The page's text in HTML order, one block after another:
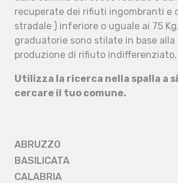
recuperate dei rifiuti ingombranti e
stradale ) inferiore o uguale ai 75
graduatorie sono stilate in base alla
produzione di rifiuto indifferenziato.
Utilizza la ricerca nella spalla a
cercare il tuo comune.
ABRUZZO
BASILICATA
CALABRIA